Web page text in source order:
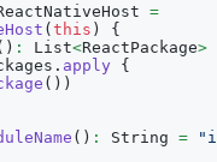
=
( this )
{
) : List<ReactPackage>
. apply
{
( ) )
( ) : String =